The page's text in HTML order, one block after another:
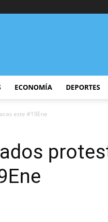
ECONOMÍA DEPORTES
este #19Ene